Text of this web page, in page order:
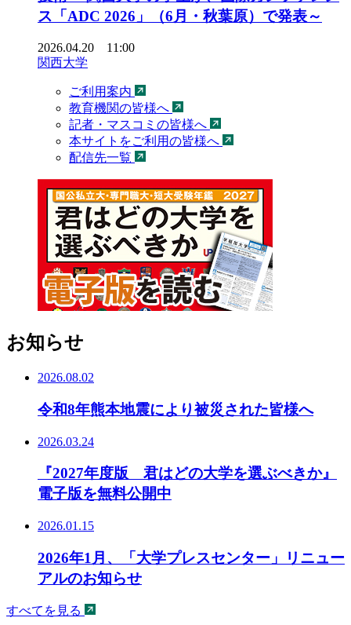
ス「ADC 2026」（6月・秋葉原）で発表～
2026.04.20 11:00
関西大学
ご利用案内
教育機関の皆様へ
記者・マスコミの皆様へ
本サイトをご利用の皆様へ
配信先一覧
お知らせ
2026.08.02
令和8年熊本地震により被災された皆様へ
2026.03.24
『2027年度版 君はどの大学を選ぶべきか』
電子版を無料公開中
2026.01.15
2026年1月、「大学プレスセンター」リニュー
アルのお知らせ
すべてを見る